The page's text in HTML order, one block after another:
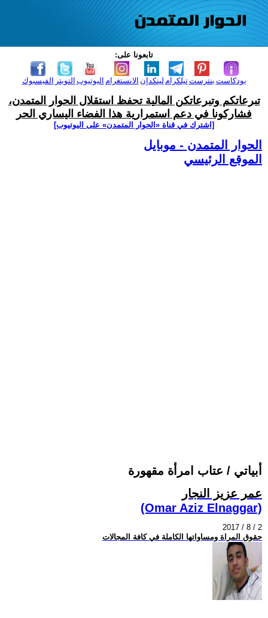
تابعونا على:
الفيسبوك التويتر اليوتيوب الانستغرام لينكدإن تيلكرامبنترست بودكاست
تبرعاتكم وتبرعاتكن المالية تحفظ استقلال الحوار المتمدن،
فشاركونا في دعم استمرارية هذا الفضاء اليساري الحر
[اشترك في قناة ‫«الحوار المتمدن» على اليوتيوب]
الحوار المتمدن - موبايل
الموقع الرئيسي
أبياتي / عتاب امرأة مقهورة
عمر عزيز النجار
(Omar Aziz Elnaggar)
2017 / 8 / 2
حقوق المراة ومساواتها الكاملة في كافة المجالات